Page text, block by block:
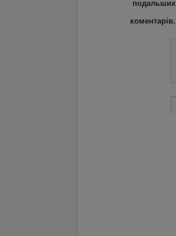
подальших
коментарів.